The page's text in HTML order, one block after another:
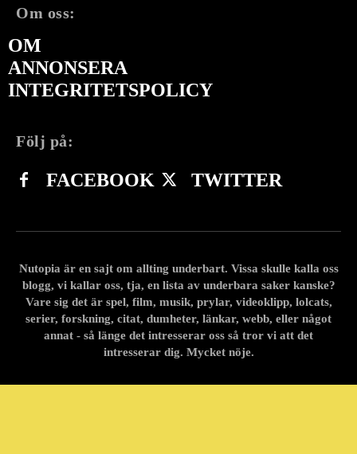
Om oss:
OM
ANNONSERA
INTEGRITETSPOLICY
Följ på:
FACEBOOK TWITTER
Nutopia är en sajt om allting underbart. Vissa skulle kalla oss
blogg, vi kallar oss, tja, en lista av underbara saker kanske?
Vare sig det är spel, film, musik, prylar, videoklipp, lolcats,
serier, forskning, citat, dumheter, länkar, webb, eller något
annat - så länge det intresserar oss så tror vi att det
intresserar dig. Mycket nöje.